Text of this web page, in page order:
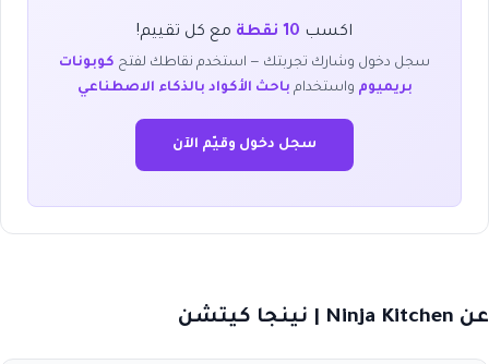
اكسب 10 نقطة مع كل تقييم!
سجل دخول وشارك تجربتك — استخدم نقاطك لفتح كوبونات
بريميوم واستخدام باحث الأكواد بالذكاء الاصطناعي
سجل دخول وقيّم الآن
عن Ninja Kitchen | نينجا كيتشن